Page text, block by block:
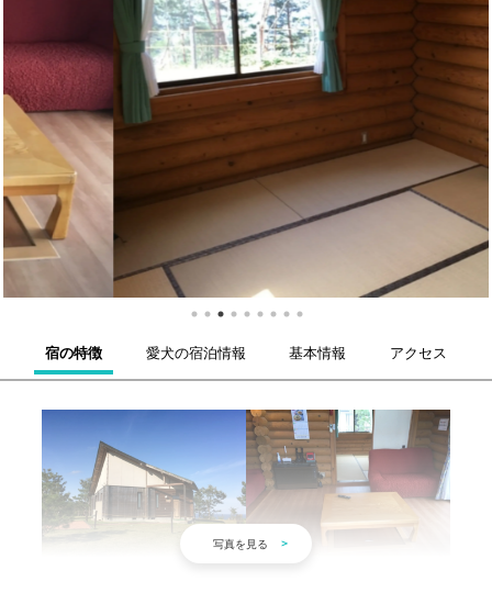
宿の特徴 愛犬の宿泊情報 基本情報 アクセス